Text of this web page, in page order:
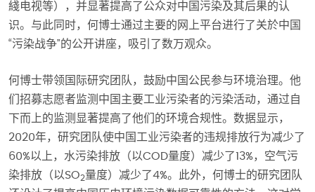
綫电视等），并显著提高了公众对中国污染及其后果的认
识。与此同时，何博士通过主要的网上平台进行了关於中国
“污染战争”的公开讲座，吸引了数万观众。
何博士带领国际研究团队，鼓励中国公民参与环境治理。他
们招募志愿者监测中国主要工业污染者的污染活动，通过自
下而上的监测显著提高了他们的环境合规性。数据显示，
2020年，研究团队使中国工业污染者的违规排放行为减少了
60%以上，水污染排放（以COD量度）减少了13%，空气污
染排放（以SO2量度）减少了4%。此外，何博士的研究团队